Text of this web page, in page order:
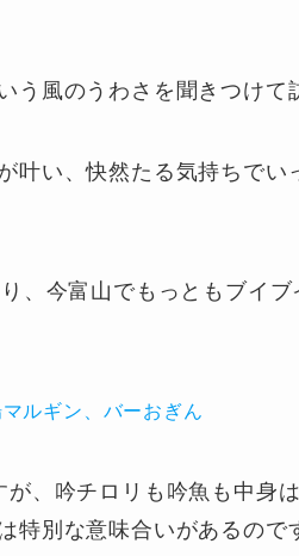
風のうわさを聞きつけて
叶い、快然たる気持ちでい
、今富山でもっともブイ
ルギン、バーおぎん
、吟チロリも吟魚も中身
別な意味合いがあるので